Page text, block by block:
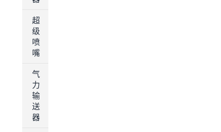
超
级
喷
嘴
气
力
输
送
器